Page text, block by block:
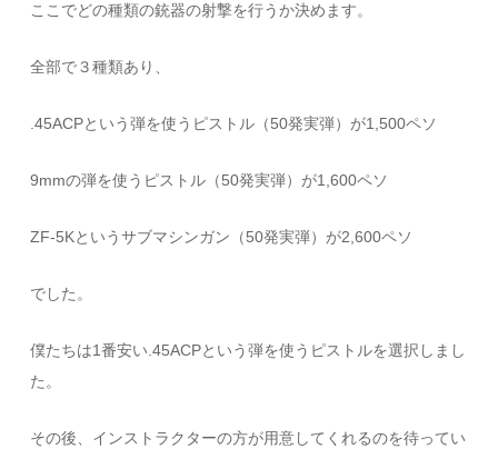
ここでどの種類の銃器の射撃を行うか決めます。
全部で３種類あり、
.45ACPという弾を使うピストル（50発実弾）が1,500ペソ
9mmの弾を使うピストル（50発実弾）が1,600ペソ
ZF-5Kというサブマシンガン（50発実弾）が2,600ペソ
でした。
僕たちは1番安い.45ACPという弾を使うピストルを選択しまし
た。
その後、インストラクターの方が用意してくれるのを待ってい